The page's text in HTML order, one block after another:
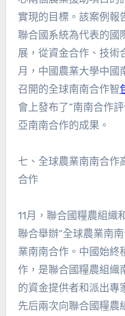
實現的目標。該案例報
聯合國系統為代表的國
展，從資金合作、技術
月，中國農業大學中國
召開的全球南南合作智
會上發布了“南南合作
亞南南合作的成果。
七、全球農業南南合作
合作
11月，聯合國糧農組織
聯合舉辦“全球農業南
業南南合作。中國始終
作，是聯合國糧農組織
的資金提供者和派出專
先后兩次向聯合國糧